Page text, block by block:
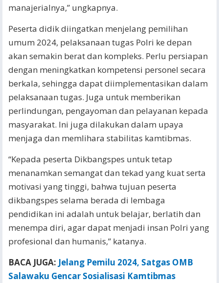
manajerialnya,” ungkapnya.
Peserta didik diingatkan menjelang pemilihan
umum 2024, pelaksanaan tugas Polri ke depan
akan semakin berat dan kompleks. Perlu persiapan
dengan meningkatkan kompetensi personel secara
berkala, sehingga dapat diimplementasikan dalam
pelaksanaan tugas. Juga untuk memberikan
perlindungan, pengayoman dan pelayanan kepada
masyarakat. Ini juga dilakukan dalam upaya
menjaga dan memlihara stabilitas kamtibmas.
“Kepada peserta Dikbangspes untuk tetap
menanamkan semangat dan tekad yang kuat serta
motivasi yang tinggi, bahwa tujuan peserta
dikbangspes selama berada di lembaga
pendidikan ini adalah untuk belajar, berlatih dan
menempa diri, agar dapat menjadi insan Polri yang
profesional dan humanis,” katanya.
BACA JUGA: Jelang Pemilu 2024, Satgas OMB
Salawaku Gencar Sosialisasi Kamtibmas